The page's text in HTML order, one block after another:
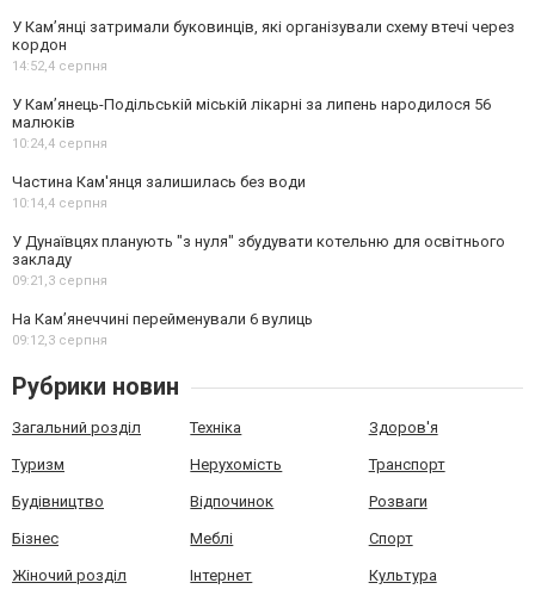
У Кам’янці затримали буковинців, які організували схему втечі через
кордон
14:52,4 серпня
У Кам’янець-Подільській міській лікарні за липень народилося 56
малюків
10:24,4 серпня
Частина Кам'янця залишилась без води
10:14,4 серпня
У Дунаївцях планують "з нуля" збудувати котельню для освітнього
закладу
09:21,3 серпня
На Камʼянеччині перейменували 6 вулиць
09:12,3 серпня
Рубрики новин
Загальний розділ Техніка Здоров'я
Туризм Нерухомість Транспорт
Будівництво Відпочинок Розваги
Бізнес Меблі Спорт
Жіночий розділ Інтернет Культура